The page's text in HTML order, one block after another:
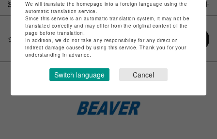
注意事項
シェアする
We will translate the homepage into a foreign language using the
automatic translation service.
Since this service is an automatic translation system, it may not be
translated correctly and may differ from the original content of the
page before translation.
In addition, we do not take any responsibility for any direct or
indirect damage caused by using this service. Thank you for your
understanding in advance.
Switch language Cancel